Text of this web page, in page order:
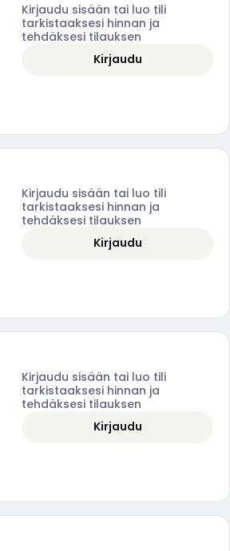
Kirjaudu sisään tai luo tili
tarkistaaksesi hinnan ja
tehdäksesi tilauksen
Kirjaudu
Kirjaudu sisään tai luo tili
tarkistaaksesi hinnan ja
tehdäksesi tilauksen
Kirjaudu
Kirjaudu sisään tai luo tili
tarkistaaksesi hinnan ja
tehdäksesi tilauksen
Kirjaudu